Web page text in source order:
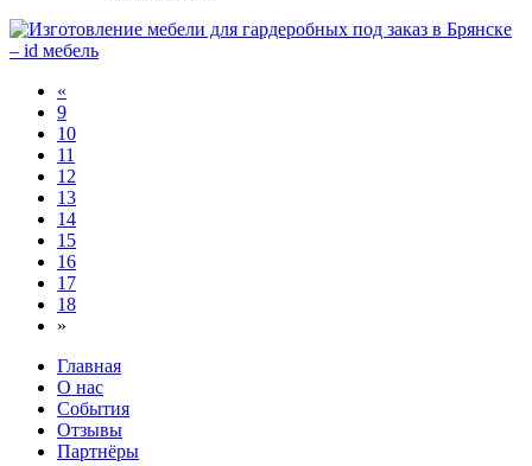
«
9
10
11
12
13
14
15
16
17
18
»
Главная
О нас
События
Отзывы
Партнёры